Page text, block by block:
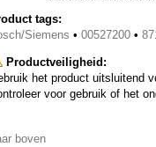
tags:
Siemens • 00527200 •
Productveiligheid:
het product uitsluitend
voor gebruik of het
boven